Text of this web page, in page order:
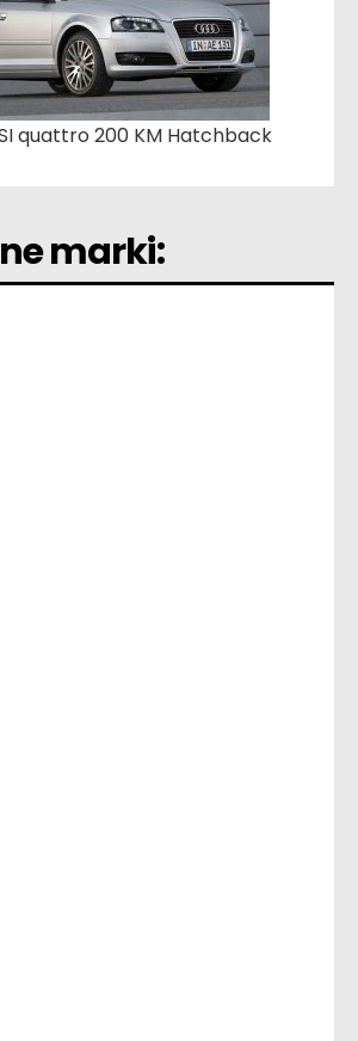
quattro 200 KM Hatchback
marki: